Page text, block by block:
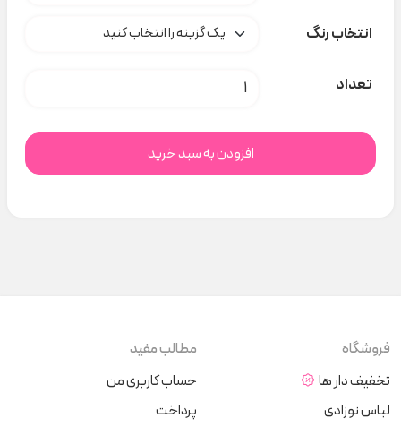
انتخاب رنگ
تعداد بادی Bluekids-fagattino کد M00136 عدد
افزودن به سبد خرید
فروشگاه
تخفیف دار ها
لباس نوزادی
مطالب مفید
حساب کاربری من
پرداخت